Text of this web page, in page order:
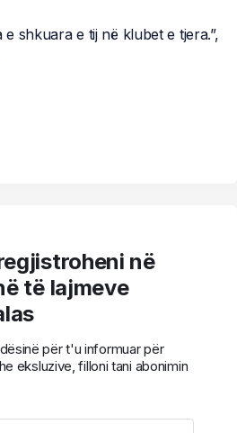
shkuara e tij në klubet e tjera.”,
në
të lajmeve
për t'u informuar për
eksluzive, filloni tani abonimin